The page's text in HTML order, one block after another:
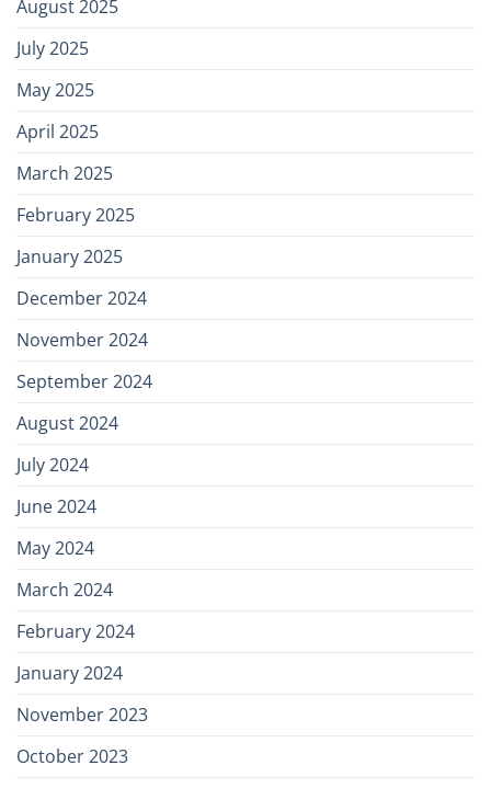
August 2025
July 2025
May 2025
April 2025
March 2025
February 2025
January 2025
December 2024
November 2024
September 2024
August 2024
July 2024
June 2024
May 2024
March 2024
February 2024
January 2024
November 2023
October 2023